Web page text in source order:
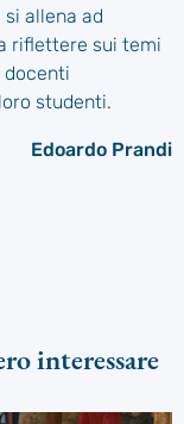
allena ad
riflettere sui temi
docenti
studenti.
Edoardo Prandi
interessare